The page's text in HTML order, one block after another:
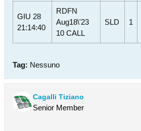
GIU 28
21:14:40
RDFN
Aug18\'23
10 CALL
SLD 1
Tag: Nessuno
Cagalli Tiziano
Senior Member